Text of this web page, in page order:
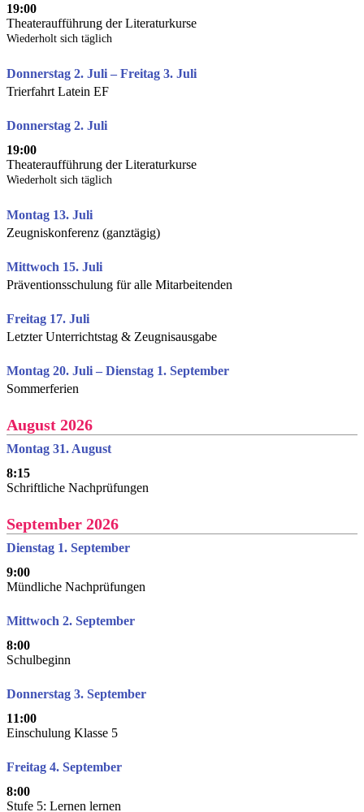
19:00
Theateraufführung der Literaturkurse
Wiederholt sich täglich
Donnerstag 2. Juli – Freitag 3. Juli
Trierfahrt Latein EF
Donnerstag 2. Juli
19:00
Theateraufführung der Literaturkurse
Wiederholt sich täglich
Montag 13. Juli
Zeugniskonferenz (ganztägig)
Mittwoch 15. Juli
Präventionsschulung für alle Mitarbeitenden
Freitag 17. Juli
Letzter Unterrichtstag & Zeugnisausgabe
Montag 20. Juli – Dienstag 1. September
Sommerferien
August 2026
Montag 31. August
8:15
Schriftliche Nachprüfungen
September 2026
Dienstag 1. September
9:00
Mündliche Nachprüfungen
Mittwoch 2. September
8:00
Schulbeginn
Donnerstag 3. September
11:00
Einschulung Klasse 5
Freitag 4. September
8:00
Stufe 5: Lernen lernen